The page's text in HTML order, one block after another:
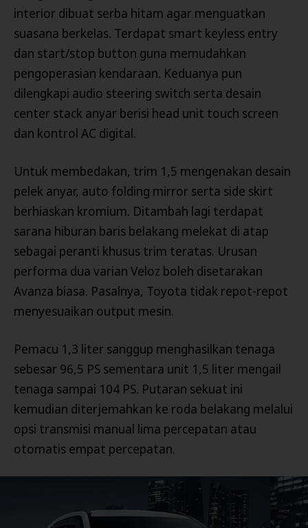
interior dibuat serba hitam agar menguatkan
suasana berkelas. Terdapat smart keyless entry
dan start/stop button guna memudahkan
pengoperasian kendaraan. Keduanya pun
dilengkapi audio steering switch serta desain
center stack anyar berisi head unit touch screen
dan kontrol AC digital.
Untuk membedakan, trim 1,5 mengenakan desain
pelek anyar, auto folding mirror serta side skirt
berhiaskan kromium. Ditambah lagi terdapat
sarana hiburan baris belakang melekat di atap
sebagai peranti khusus trim teratas. Urusan
performa dua varian Veloz boleh disetarakan
Avanza biasa. Pasalnya, Toyota tidak repot-repot
menyesuaikan output mesin.
Pemacu 1,3 liter sanggup menghasilkan tenaga
sebesar 96,5 PS sementara unit 1,5 liter mengail
tenaga sampai 104 PS. Putaran sekuat ini
kemudian diterjemahkan ke roda belakang melalui
opsi transmisi manual lima percepatan atau
otomatis empat percepatan.